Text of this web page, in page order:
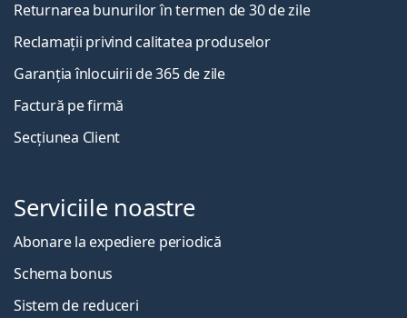
Returnarea bunurilor în termen de 30 de zile
Reclamații privind calitatea produselor
Garanția înlocuirii de 365 de zile
Factură pe firmă
Secțiunea Client
Serviciile noastre
Abonare la expediere periodică
Schema bonus
Sistem de reduceri